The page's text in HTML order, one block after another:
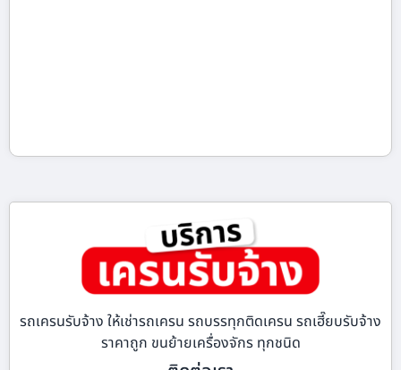
รถเครนรับจ้าง ให้เช่ารถเครน รถบรรทุกติดเครน รถเฮี๊ยบรับจ้าง
ราคาถูก ขนย้ายเครื่องจักร ทุกชนิด